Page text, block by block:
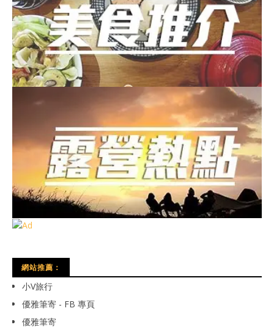
網站推薦：
小V旅行
優雅筆寄 - FB 專頁
優雅筆寄